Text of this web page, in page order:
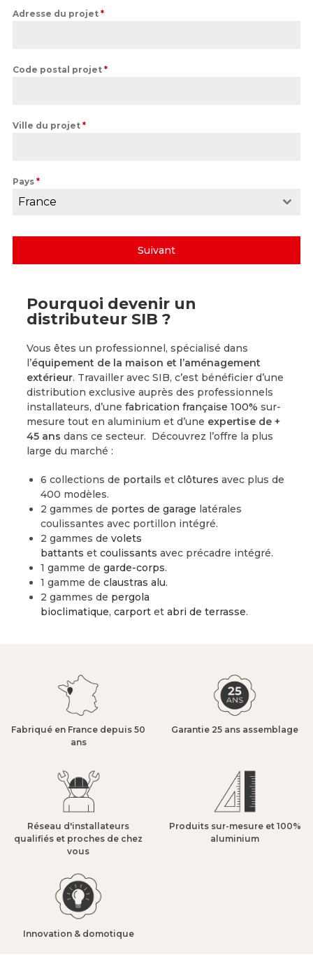
Adresse du projet *
Code postal projet *
Ville du projet *
Pays *
France
Suivant
Pourquoi devenir un
distributeur SIB ?
Vous êtes un professionnel, spécialisé dans
l’équipement de la maison et l’aménagement
extérieur. Travailler avec SIB, c’est bénéficier d’une
distribution exclusive auprès des professionnels
installateurs, d’une fabrication française 100% sur-
mesure tout en aluminium et d’une expertise de +
45 ans dans ce secteur. Découvrez l’offre la plus
large du marché :
6 collections de portails et clôtures avec plus de
400 modèles.
2 gammes de portes de garage latérales
coulissantes avec portillon intégré.
2 gammes de volets
battants et coulissants avec précadre intégré.
1 gamme de garde-corps.
1 gamme de claustras alu.
2 gammes de pergola
bioclimatique, carport et abri de terrasse.
Fabriqué en France depuis 50
ans​
Garantie 25 ans assemblage​
Réseau d'installateurs
qualifiés et proches de chez
vous​
Produits sur-mesure et 100%
aluminium​
Innovation & domotique​